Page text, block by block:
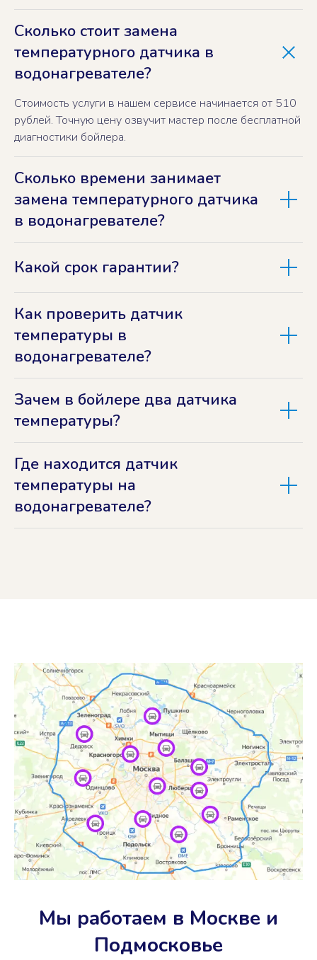
Сколько стоит замена
температурного датчика в
водонагревателе?
Стоимость услуги в нашем сервисе начинается от 510
рублей. Точную цену озвучит мастер после бесплатной
диагностики бойлера.
Сколько времени занимает
замена температурного датчика
в водонагревателе?
Какой срок гарантии?
Как проверить датчик
температуры в
водонагревателе?
Зачем в бойлере два датчика
температуры?
Где находится датчик
температуры на
водонагревателе?
Мы работаем в Москве и
Подмосковье